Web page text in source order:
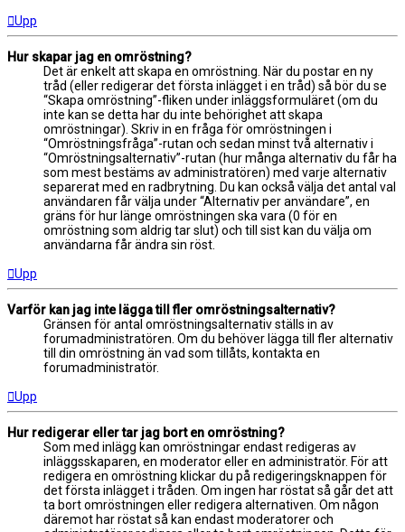
Upp
Hur skapar jag en omröstning?
Det är enkelt att skapa en omröstning. När du postar en ny
tråd (eller redigerar det första inlägget i en tråd) så bör du se
“Skapa omröstning”-fliken under inläggsformuläret (om du
inte kan se detta har du inte behörighet att skapa
omröstningar). Skriv in en fråga för omröstningen i
“Omröstningsfråga”-rutan och sedan minst två alternativ i
“Omröstningsalternativ”-rutan (hur många alternativ du får ha
som mest bestäms av administratören) med varje alternativ
separerat med en radbrytning. Du kan också välja det antal val
användaren får välja under “Alternativ per användare”, en
gräns för hur länge omröstningen ska vara (0 för en
omröstning som aldrig tar slut) och till sist kan du välja om
användarna får ändra sin röst.
Upp
Varför kan jag inte lägga till fler omröstningsalternativ?
Gränsen för antal omröstningsalternativ ställs in av
forumadministratören. Om du behöver lägga till fler alternativ
till din omröstning än vad som tillåts, kontakta en
forumadministratör.
Upp
Hur redigerar eller tar jag bort en omröstning?
Som med inlägg kan omröstningar endast redigeras av
inläggsskaparen, en moderator eller en administratör. För att
redigera en omröstning klickar du på redigeringsknappen för
det första inlägget i tråden. Om ingen har röstat så går det att
ta bort omröstningen eller redigera alternativen. Om någon
däremot har röstat så kan endast moderatorer och